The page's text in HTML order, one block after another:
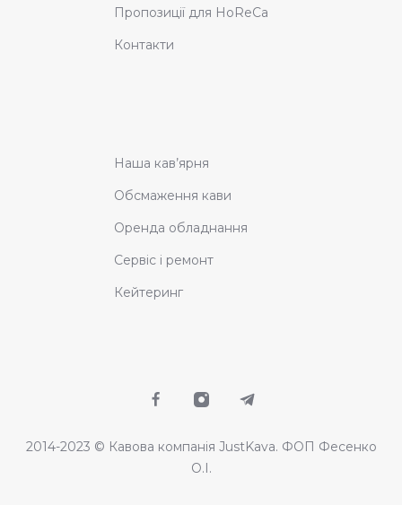
Пропозиції для HoReCa
Контакти
Наша кав’ярня
Обсмаження кави
Оренда обладнання
Сервіс і ремонт
Кейтеринг
2014-2023 © Кавова компанія JustKava. ФОП Фесенко
О.І.